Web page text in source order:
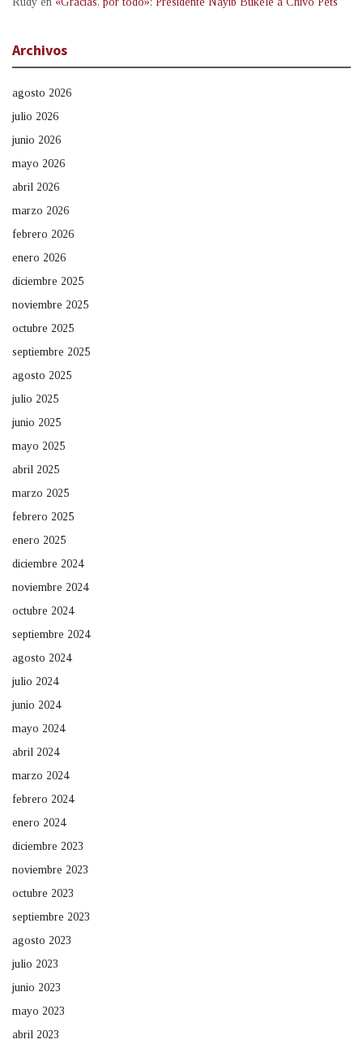
Archivos
agosto 2026
julio 2026
junio 2026
mayo 2026
abril 2026
marzo 2026
febrero 2026
enero 2026
diciembre 2025
noviembre 2025
octubre 2025
septiembre 2025
agosto 2025
julio 2025
junio 2025
mayo 2025
abril 2025
marzo 2025
febrero 2025
enero 2025
diciembre 2024
noviembre 2024
octubre 2024
septiembre 2024
agosto 2024
julio 2024
junio 2024
mayo 2024
abril 2024
marzo 2024
febrero 2024
enero 2024
diciembre 2023
noviembre 2023
octubre 2023
septiembre 2023
agosto 2023
julio 2023
junio 2023
mayo 2023
abril 2023